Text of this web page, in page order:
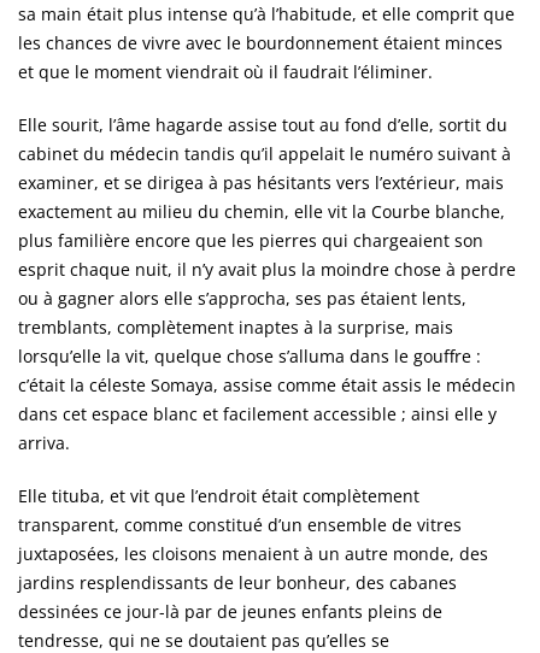
sa main était plus intense qu’à l’habitude, et elle comprit que
les chances de vivre avec le bourdonnement étaient minces
et que le moment viendrait où il faudrait l’éliminer.
Elle sourit, l’âme hagarde assise tout au fond d’elle, sortit du
cabinet du médecin tandis qu’il appelait le numéro suivant à
examiner, et se dirigea à pas hésitants vers l’extérieur, mais
exactement au milieu du chemin, elle vit la Courbe blanche,
plus familière encore que les pierres qui chargeaient son
esprit chaque nuit, il n’y avait plus la moindre chose à perdre
ou à gagner alors elle s’approcha, ses pas étaient lents,
tremblants, complètement inaptes à la surprise, mais
lorsqu’elle la vit, quelque chose s’alluma dans le gouffre :
c’était la céleste Somaya, assise comme était assis le médecin
dans cet espace blanc et facilement accessible ; ainsi elle y
arriva.
Elle tituba, et vit que l’endroit était complètement
transparent, comme constitué d’un ensemble de vitres
juxtaposées, les cloisons menaient à un autre monde, des
jardins resplendissants de leur bonheur, des cabanes
dessinées ce jour-là par de jeunes enfants pleins de
tendresse, qui ne se doutaient pas qu’elles se